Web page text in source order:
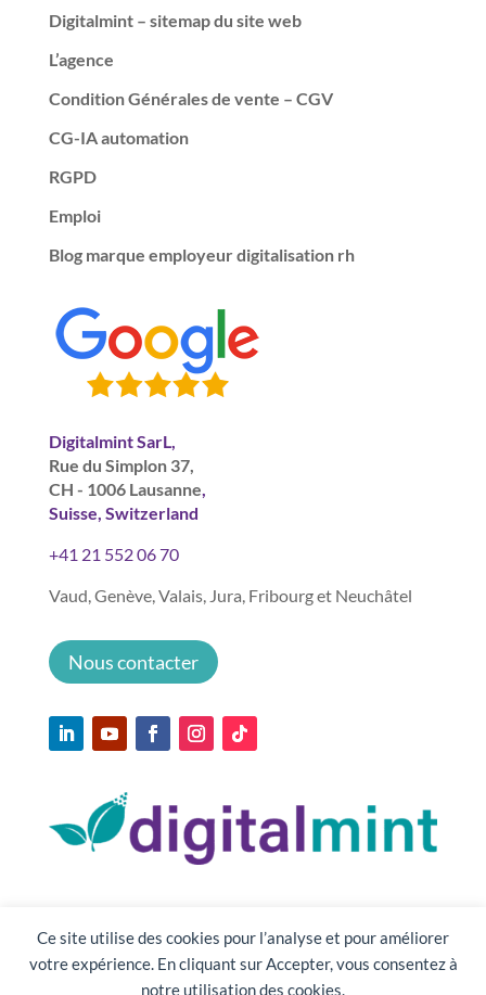
Ce site utilise des cookies pour l’analyse et pour améliorer
votre expérience. En cliquant sur Accepter, vous consentez à
notre utilisation des cookies.
Digitalmint – sitemap du site web
L’agence
Condition Générales de vente – CGV
CG-IA automation
RGPD
Emploi
Blog marque employeur digitalisation rh
Digitalmint SarL,
Rue du Simplon 37,
CH - 1006 Lausanne
Suisse, Switzerland
+41 21 552 06 70
Vaud, Genève, Valais, Jura, Fribourg et Neuchâtel
Nous contacter